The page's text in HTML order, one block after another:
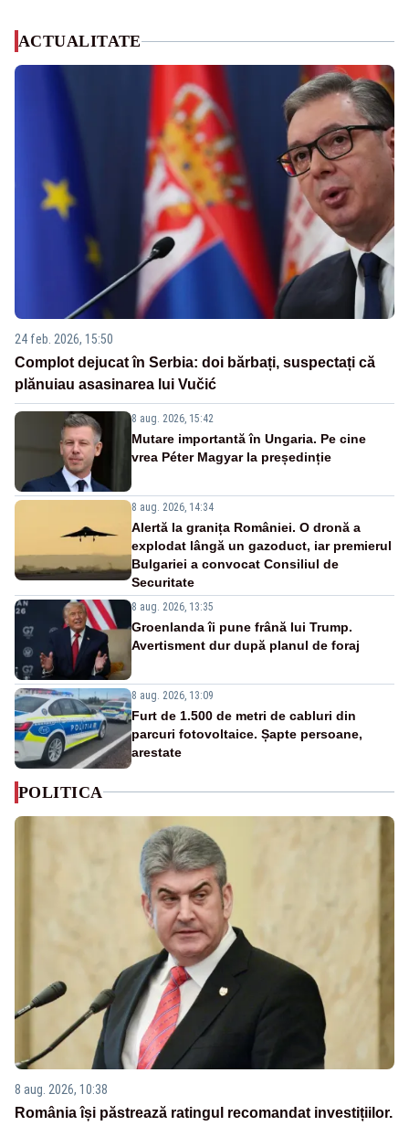
ACTUALITATE
24 feb. 2026, 15:50
Complot dejucat în Serbia: doi bărbați, suspectați că
plănuiau asasinarea lui Vučić
8 aug. 2026, 15:42
Mutare importantă în Ungaria. Pe cine
vrea Péter Magyar la președinție
8 aug. 2026, 14:34
Alertă la granița României. O dronă a
explodat lângă un gazoduct, iar premierul
Bulgariei a convocat Consiliul de
Securitate
8 aug. 2026, 13:35
Groenlanda îi pune frână lui Trump.
Avertisment dur după planul de foraj
8 aug. 2026, 13:09
Furt de 1.500 de metri de cabluri din
parcuri fotovoltaice. Șapte persoane,
arestate
POLITICA
8 aug. 2026, 10:38
România își păstrează ratingul recomandat investițiilor.